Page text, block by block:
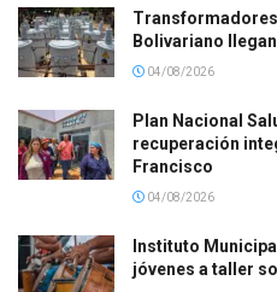
Bolivariano
04/08/2026
Plan Nacional
recuperación
Francisco
04/08/2026
Instituto
jóvenes a taller